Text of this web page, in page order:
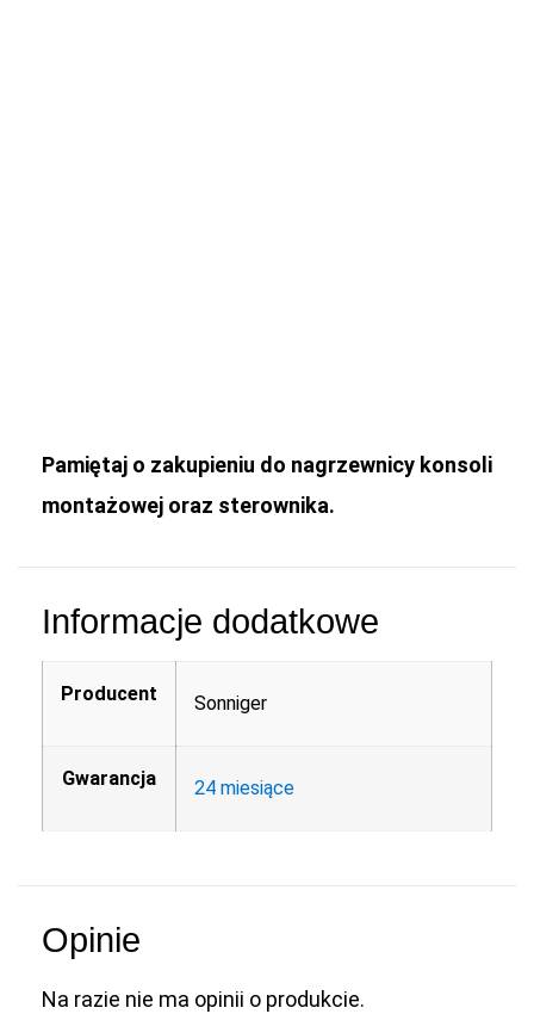
Pamiętaj o zakupieniu do nagrzewnicy konsoli
montażowej oraz sterownika.
Informacje dodatkowe
Producent Sonniger
Gwarancja 24 miesiące
Opinie
Na razie nie ma opinii o produkcie.